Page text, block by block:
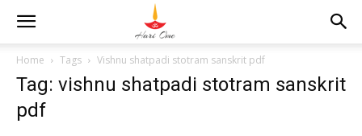
Home Tags Vishnu shatpadi stotram sanskrit pdf
Tag: vishnu shatpadi stotram sanskrit
pdf